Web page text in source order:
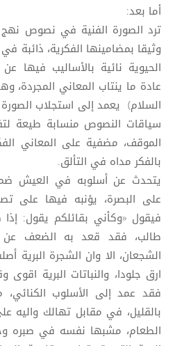
أما بعد:
ترد الصورة الفنية في نصوص نهج
وثيقا بمضامينها الفكرية، ذائبة
الحيوية نائية بالأساليب فيها
عادة ما ينتاب المعاني المجردة،
السلام) يعمد إلى استجلاب
سياقات النصوص منسابة طيعة
الموقف، مضفية على المعاني
بالفكر مداه في التألق.
يتحدث عن أسلوبه في العيش
على البصرة، يؤنبه فيها على
فيقول «وكأني بقائلكم يقول:
طالب، فقد قعد به الضعف عن
الشجعان، الا وان الشجرة البرية
فقد عمد إلى الأسلوب الكنائي،
بالقليل، في مقابل تهالك
الطعام، مشبها نفسه في صبره